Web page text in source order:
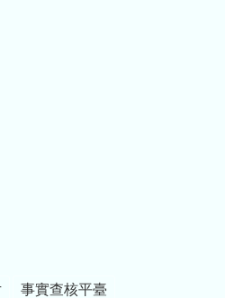
事實查核平臺